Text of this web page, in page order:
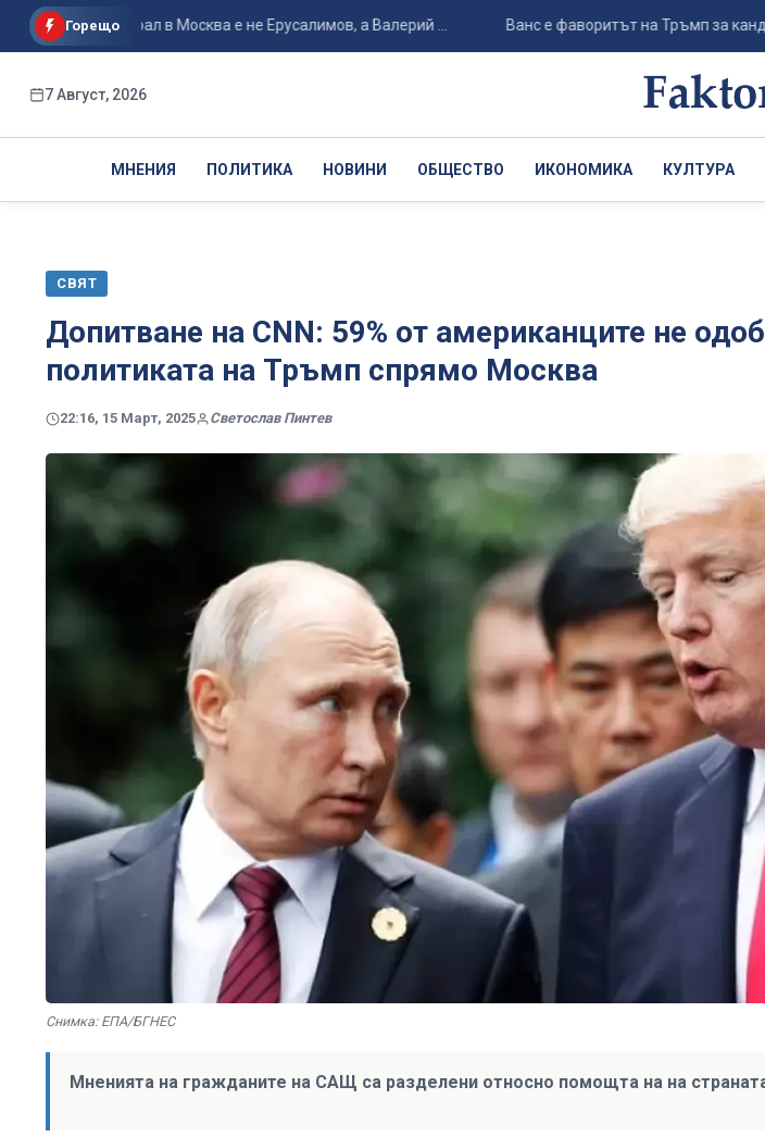
Горещо
генерал в Москва е не Ерусалимов, а Валерий ... Ванс е фаворитът на Тръмп за кандидат на
7 Август, 2026
МНЕНИЯ ПОЛИТИКА НОВИНИ ОБЩЕСТВО ИКОНОМИКА КУЛТУРА
СВЯТ
Допитване на CNN: 59% от американците не
политиката на Тръмп спрямо Москва
22:16, 15 Март, 2025 Светослав Пинтев
Снимка: ЕПА/БГНЕС
Мненията на гражданите на САЩ са разделени относно помощта на на